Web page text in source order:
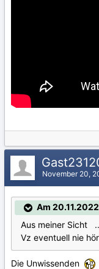
November 20,
Am
Aus meiner Sicht
Vz eventuell nie
Die Unwissenden